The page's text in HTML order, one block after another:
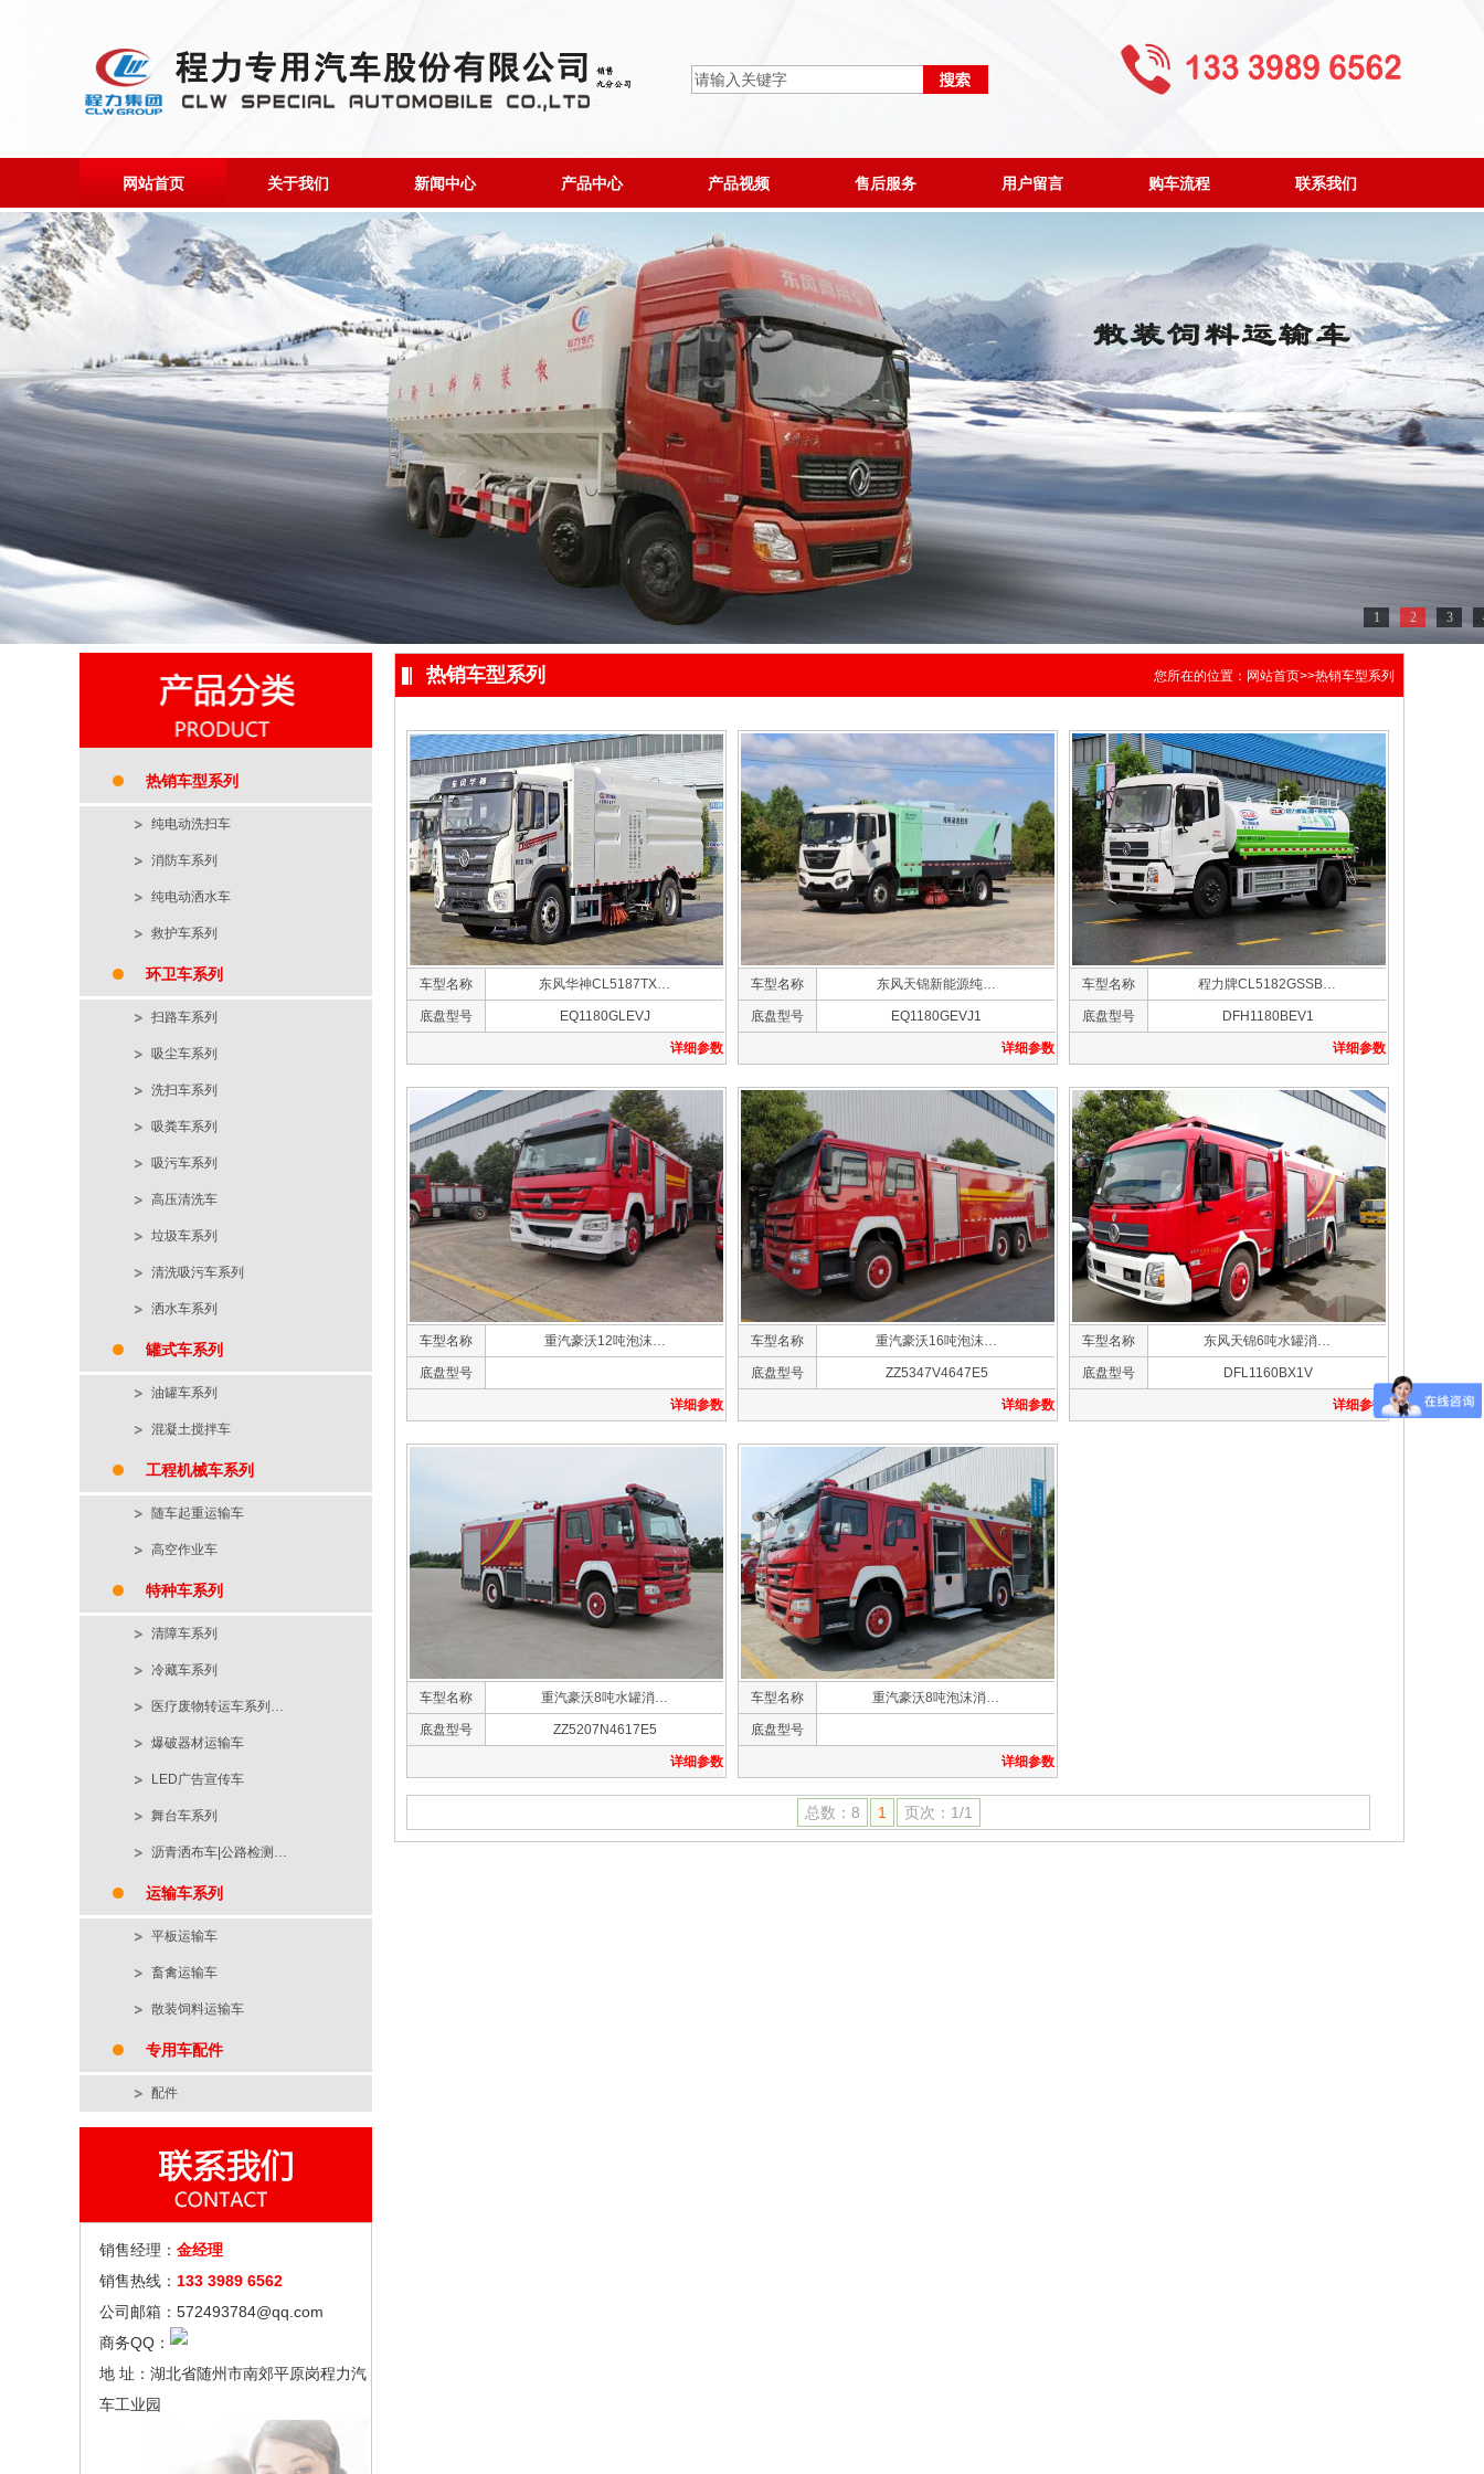
网站首页 关于我们 新闻中心 产品中心 产品视频 售后服务 用户留言 购车流程 联系我们
3
2
1
热销车型系列
纯电动洗扫车
消防车系列
纯电动洒水车
救护车系列
环卫车系列
扫路车系列
吸尘车系列
洗扫车系列
吸粪车系列
吸污车系列
高压清洗车
垃圾车系列
清洗吸污车系列
洒水车系列
罐式车系列
油罐车系列
混凝土搅拌车
工程机械车系列
随车起重运输车
高空作业车
特种车系列
清障车系列
冷藏车系列
医疗废物转运车系列…
爆破器材运输车
LED广告宣传车
舞台车系列
沥青洒布车|公路检测…
运输车系列
平板运输车
畜禽运输车
散装饲料运输车
专用车配件
配件
销售经理： 金经理
销售热线： 133 3989 6562
公司邮箱：572493784@qq.com
商务QQ：
地 址：湖北省随州市南郊平原岗程力汽
车工业园
热销车型系列 您所在的位置： 网站首页>>热销车型系列
车型名称 东风华神CL5187TX…
底盘型号 EQ1180GLEVJ
详细参数
车型名称 东风天锦新能源纯…
底盘型号 EQ1180GEVJ1
详细参数
车型名称 程力牌CL5182GSSB…
底盘型号 DFH1180BEV1
详细参数
车型名称 重汽豪沃12吨泡沫…
底盘型号
详细参数
车型名称 重汽豪沃16吨泡沫…
底盘型号 ZZ5347V4647E5
详细参数
车型名称 东风天锦6吨水罐消…
底盘型号 DFL1160BX1V
详细参数
车型名称 重汽豪沃8吨水罐消…
底盘型号 ZZ5207N4617E5
详细参数
车型名称 重汽豪沃8吨泡沫消…
底盘型号
详细参数
总数：8 1 页次：1/1